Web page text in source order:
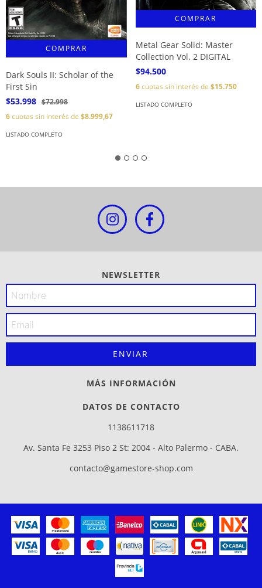
Dark Souls II: Scholar of the
First Sin
$53.998 $72.998
6cuotas sin interés de $8.999,67
LISTADO COMPLETO
Metal Gear Solid: Master
Collection Vol. 2 DIGITAL
$94.500
6cuotas sin interés de $15.750
LISTADO COMPLETO
NEWSLETTER
MÁS INFORMACIÓN
DATOS DE CONTACTO
1138611718
Av. Santa Fe 3253 Piso 2 St: 2004 - Alto Palermo - CABA.
contacto@gamestore-shop.com